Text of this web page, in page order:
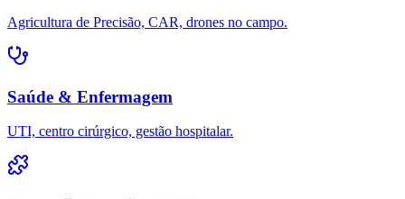
Agricultura de Precisão, CAR, drones no campo.
Saúde & Enfermagem
UTI, centro cirúrgico, gestão hospitalar.